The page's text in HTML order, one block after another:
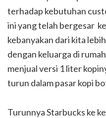
terhadap kebutuhan
ini yang telah bergesar
kebanyakan dari kita
dengan keluarga di
menjual versi 1 liter
turun dalam pasar kopi
Turunnya Starbucks ke